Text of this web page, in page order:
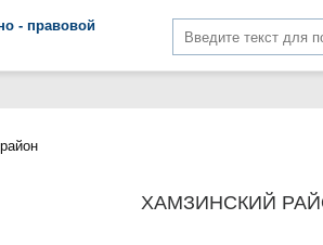
- правовой
ХАМЗИНСКИЙ